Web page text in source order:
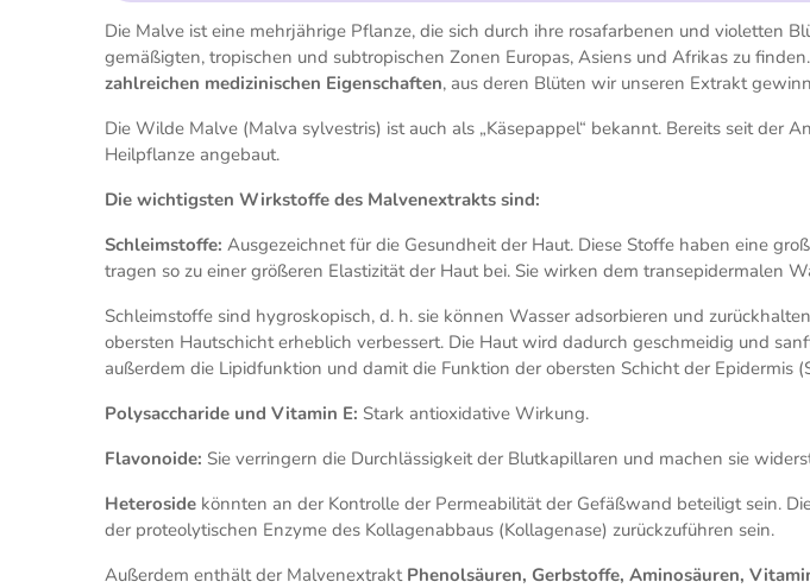
Die Malve ist eine mehrjährige Pflanze, die sich durch ihre rosafarbenen und violetten
gemäßigten, tropischen und subtropischen Zonen Europas, Asiens und Afrikas zu
zahlreichen medizinischen Eigenschaften, aus deren Blüten wir unseren Extrakt
Die Wilde Malve (Malva sylvestris) ist auch als „Käsepappel“ bekannt. Bereits seit der
Heilpflanze angebaut.
Die wichtigsten Wirkstoffe des Malvenextrakts sind:
Schleimstoffe: Ausgezeichnet für die Gesundheit der Haut. Diese Stoffe haben eine
tragen so zu einer größeren Elastizität der Haut bei. Sie wirken dem transepidermalen
Schleimstoffe sind hygroskopisch, d. h. sie können Wasser adsorbieren und
obersten Hautschicht erheblich verbessert. Die Haut wird dadurch geschmeidig und
außerdem die Lipidfunktion und damit die Funktion der obersten Schicht der Epidermis
Polysaccharide und Vitamin E: Stark antioxidative Wirkung.
Flavonoide: Sie verringern die Durchlässigkeit der Blutkapillaren und machen sie
Heteroside könnten an der Kontrolle der Permeabilität der Gefäßwand beteiligt sein.
der proteolytischen Enzyme des Kollagenabbaus (Kollagenase) zurückzuführen sein.
Außerdem enthält der Malvenextrakt Phenolsäuren, Gerbstoffe, Aminosäuren,